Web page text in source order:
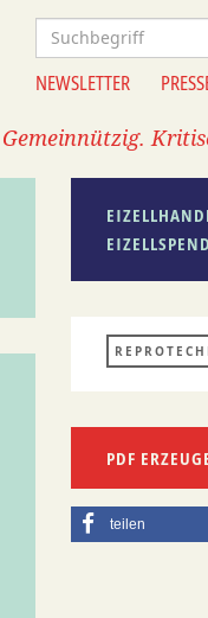
Suche
Information
NEWSLETTER
PDF
teilen